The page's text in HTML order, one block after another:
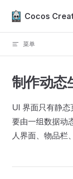
Skip to content
Cocos
菜单
制作动态
UI 界面只有静
要由一组数据动
人界面、物品栏